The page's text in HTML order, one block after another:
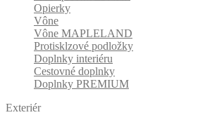
Opierky
Vône
Vône MAPLELAND
Protisklzové podložky
Doplnky interiéru
Cestovné doplnky
Doplnky PREMIUM
Exteriér